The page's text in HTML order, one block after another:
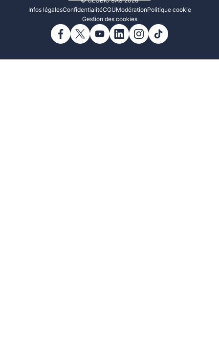
Infos légalesConfidentialitéCGUModérationPolitique cookie
Gestion des cookies